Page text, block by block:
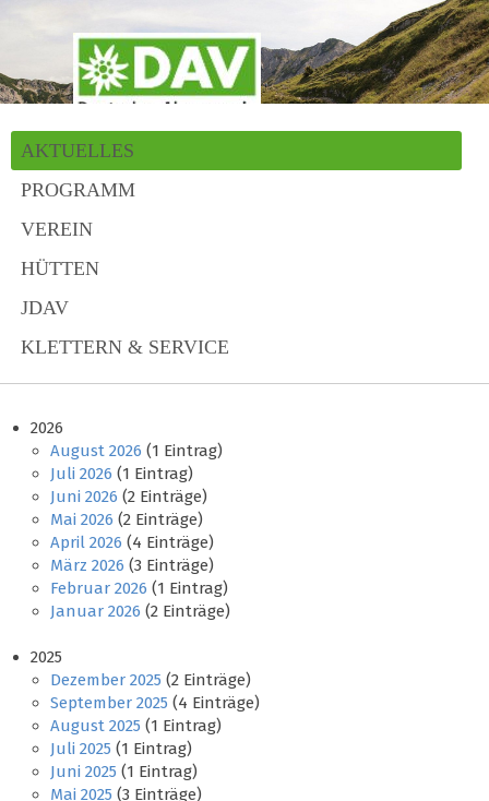
AKTUELLES
PROGRAMM
VEREIN
HÜTTEN
JDAV
KLETTERN & SERVICE
2026
August 2026 (1 Eintrag)
Juli 2026 (1 Eintrag)
Juni 2026 (2 Einträge)
Mai 2026 (2 Einträge)
April 2026 (4 Einträge)
März 2026 (3 Einträge)
Februar 2026 (1 Eintrag)
Januar 2026 (2 Einträge)
2025
Dezember 2025 (2 Einträge)
September 2025 (4 Einträge)
August 2025 (1 Eintrag)
Juli 2025 (1 Eintrag)
Juni 2025 (1 Eintrag)
Mai 2025 (3 Einträge)